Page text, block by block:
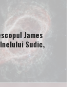
James
Sudic,